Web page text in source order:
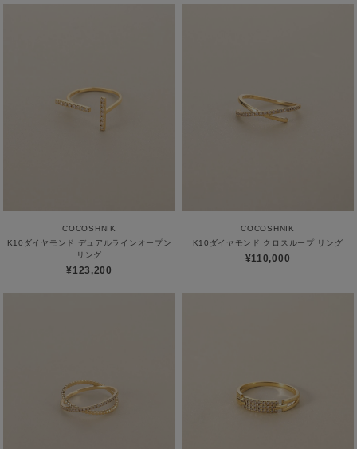
COCOSHNIK
K10ダイヤモンド デュアルラインオープン
リング
¥123,200
COCOSHNIK
K10ダイヤモンド クロスループ リング
¥110,000